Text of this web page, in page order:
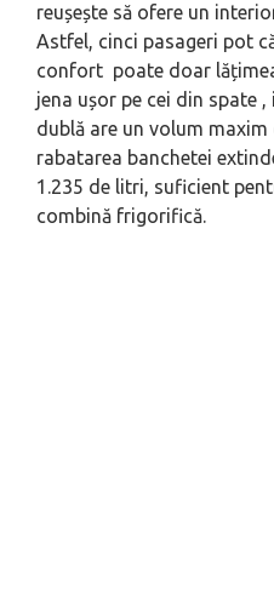
reușește să ofere un
Astfel, cinci pasageri pot
confort poate doar
jena ușor pe cei din spate
dublă are un volum
rabatarea banchetei
1.235 de litri, suficient
combină frigorifică.